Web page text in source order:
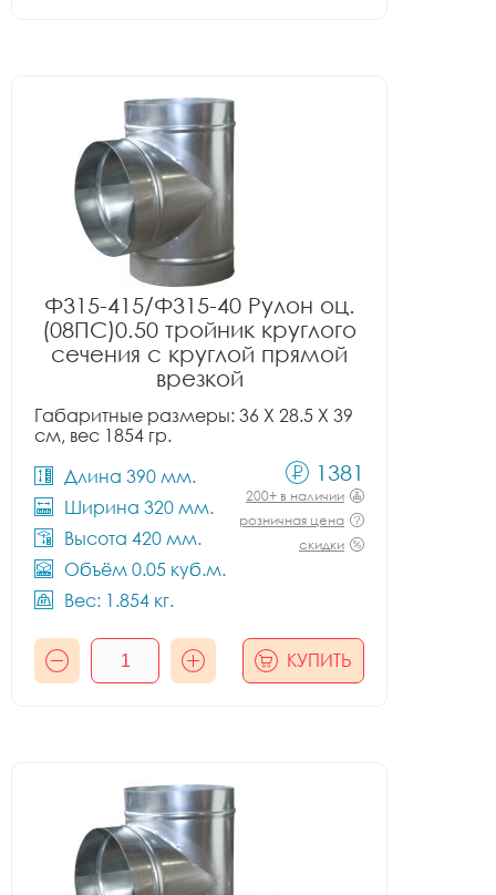
Ф315-415/Ф315-40 Рулон оц.
(08ПС)0.50 тройник круглого
сечения с круглой прямой
врезкой
Габаритные размеры: 36 X 28.5 X 39
см, вес 1854 гр.
Длина 390 мм.
Ширина 320 мм.
Высота 420 мм.
Объём 0.05 куб.м.
Вес: 1.854 кг.
1381
200+ в наличии
розничная цена
скидки
КУПИТЬ